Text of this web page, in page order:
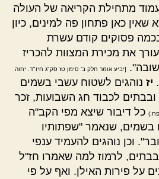
מתחילת הקריאה של העולה
כאן פתחון פה למינים, כיון
פסוקים קודם עשרת
את מכירת המצוות להכריז
[יביע אומר חלק ב' סימן טז סק"ג חיו"ד. יחוה
. יז נוהגים לשטוח עשבי בשמים
לכבוד חג השבועות, זכר
כל דיבור שיצא מפי הקב"ה
בשמים, שנאמר "שפתותיו
וכן נוהגים להעמיד ענפי
לרמוז למה שאמרו חז"ל
על פירות האילן. ואף על פי